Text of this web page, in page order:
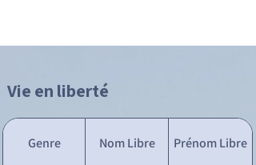
Vie en liberté
Genre Nom Libre Prénom Libre